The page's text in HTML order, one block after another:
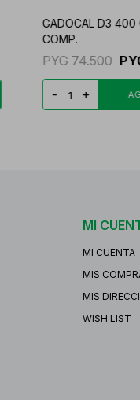
GADOCAL D3 400
COMP.
PYG 74.500
- +
MI
MI CUENTA
MIS
MIS
WISH LIST